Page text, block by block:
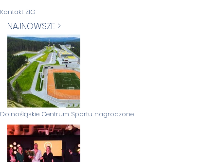
Kontakt ZIG
NAJNOWSZE >
Dolnośląskie Centrum Sportu nagrodzone